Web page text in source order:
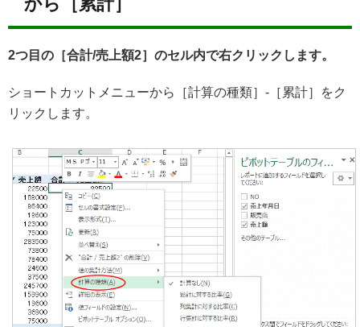
2つ目の［合計/売上額2］のセル内で右クリックします。
ショートカットメニューから［計算の種類］-［累計］をク
リックします。